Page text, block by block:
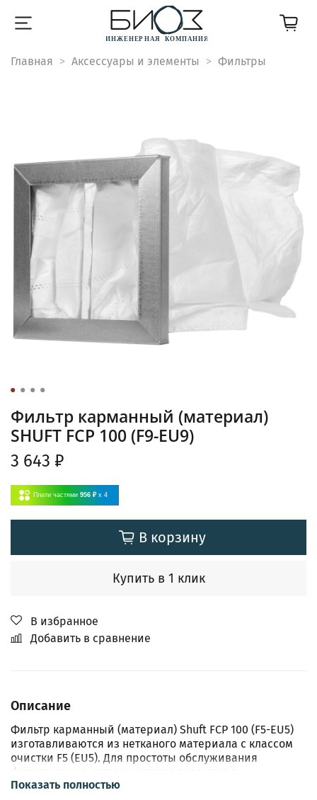
Главная Аксессуары и элементы Фильтры
Фильтр карманный (материал)
SHUFT FCP 100 (F9-EU9)
3 643 ₽
Плати частями 956 ₽ x 4
В корзину
Купить в 1 клик
В избранное
Добавить в сравнение
Описание
Фильтр карманный (материал) Shuft FCP 100 (F5-EU5)
изготавливаются из нетканого материала с классом
очистки F5 (EU5). Для простоты обслуживания
фильтрующие вставки устанавливаются в
направляющих.
Показать полностью